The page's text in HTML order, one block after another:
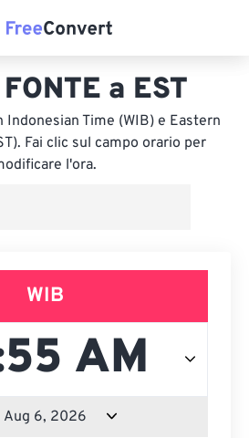
a EST
Time (WIB) e Eastern
Fai clic sul campo orario per
l'ora.
WIB